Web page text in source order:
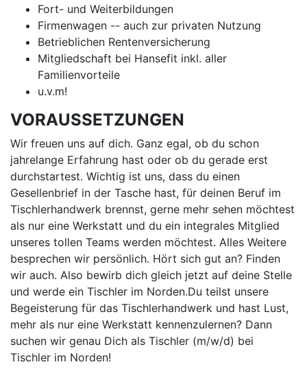
Fort- und Weiterbildungen
Firmenwagen -- auch zur privaten Nutzung
Betrieblichen Rentenversicherung
Mitgliedschaft bei Hansefit inkl. aller
Familienvorteile
u.v.m!
VORAUSSETZUNGEN
Wir freuen uns auf dich. Ganz egal, ob du schon
jahrelange Erfahrung hast oder ob du gerade erst
durchstartest. Wichtig ist uns, dass du einen
Gesellenbrief in der Tasche hast, für deinen Beruf im
Tischlerhandwerk brennst, gerne mehr sehen möchtest
als nur eine Werkstatt und du ein integrales Mitglied
unseres tollen Teams werden möchtest. Alles Weitere
besprechen wir persönlich. Hört sich gut an? Finden
wir auch. Also bewirb dich gleich jetzt auf deine Stelle
und werde ein Tischler im Norden.Du teilst unsere
Begeisterung für das Tischlerhandwerk und hast Lust,
mehr als nur eine Werkstatt kennenzulernen? Dann
suchen wir genau Dich als Tischler (m/w/d) bei
Tischler im Norden!